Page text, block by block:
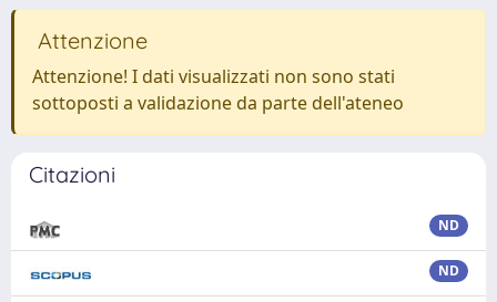
Attenzione
Attenzione! I dati visualizzati non sono stati
sottoposti a validazione da parte dell'ateneo
Citazioni
ND
ND